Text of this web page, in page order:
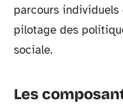
parcours
pilotage des
sociale.
Les